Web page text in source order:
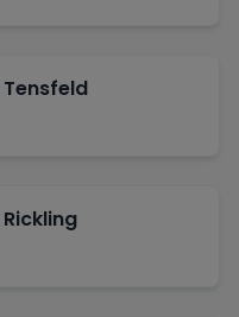
Tensfeld
Rickling